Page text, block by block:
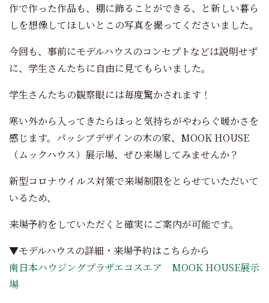
作で作った作品も、棚に飾ることができる、と新しい暮ら
しを想像してほしいとこの写真を撮ってくださいました。
今回も、事前にモデルハウスのコンセプトなどは説明せず
に、学生さんたちに自由に見てもらいました。
学生さんたちの観察眼には毎度驚かされます！
寒い外から入ってきたらほっと気持ちがやわらぐ暖かさを
感じます。パッシブデザインの木の家、MOOK HOUSE
（ムックハウス）展示場、ぜひ来場してみませんか？
新型コロナウイルス対策で来場制限をとらせていただいて
いるため、
来場予約をしていただくと確実にご案内が可能です。
▼モデルハウスの詳細・来場予約はこちらから
南日本ハウジングプラザエコスエア MOOK HOUSE展示
場